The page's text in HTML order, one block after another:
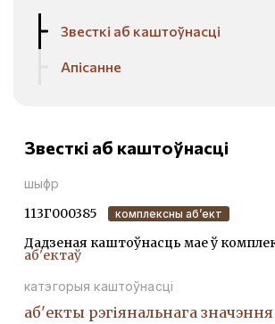
Звесткі аб каштоўнасці
Апісанне
Звесткі аб каштоўнасці
шыфр
113Г000385 комплексны аб’ект
Дадзеная каштоўнасць мае ў
аб'ектаў
катэгорыя каштоўнасці
аб'екты рэгіянальнага значэння